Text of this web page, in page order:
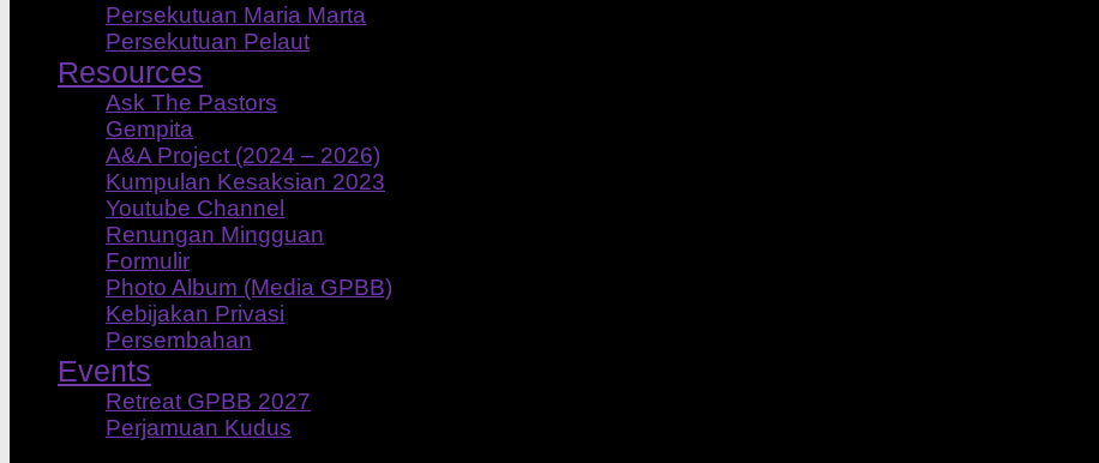
Persekutuan Maria Marta
Persekutuan Pelaut
Resources
Ask The Pastors
Gempita
A&A Project (2024 – 2026)
Kumpulan Kesaksian 2023
Youtube Channel
Renungan Mingguan
Formulir
Photo Album (Media GPBB)
Kebijakan Privasi
Persembahan
Events
Retreat GPBB 2027
Perjamuan Kudus